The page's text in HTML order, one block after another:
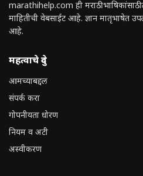
marathihelp.com ही मराठी भाषिकांसाठी
माहितीची वेबसाईट आहे. ज्ञान मातृभाषेत
आहे.
महत्वाचे दुवे
आमच्याबद्दल
संपर्क करा
गोपनीयता धोरण
नियम व अटी
अस्वीकरण